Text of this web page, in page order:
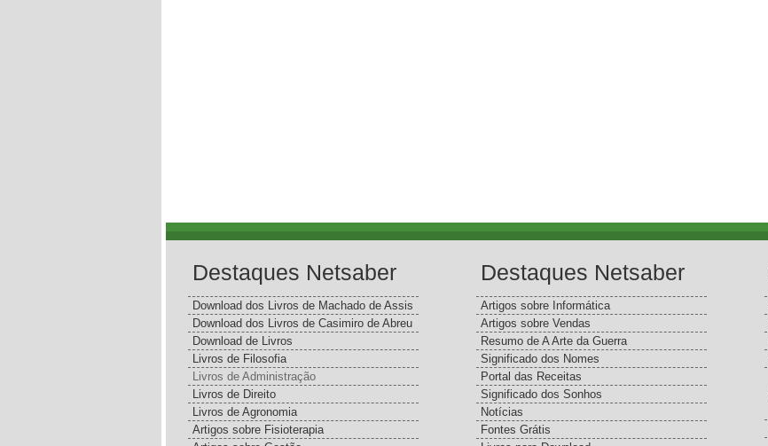
Destaques Netsaber
Download dos Livros de Machado de Assis
Download dos Livros de Casimiro de Abreu
Download de Livros
Livros de Filosofia
Livros de Administração
Livros de Direito
Livros de Agronomia
Artigos sobre Fisioterapia
Destaques Netsaber
Artigos sobre Informática
Artigos sobre Vendas
Resumo de A Arte da Guerra
Significado dos Nomes
Portal das Receitas
Significado dos Sonhos
Notícias
Fontes Grátis